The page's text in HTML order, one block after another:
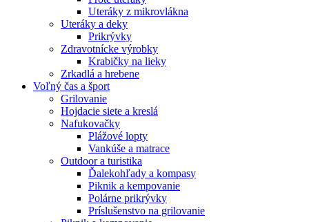
Uteráky z mikrovlákna
Uteráky a deky
Prikrývky
Zdravotnícke výrobky
Krabičky na lieky
Zrkadlá a hrebene
Voľný čas a šport
Grilovanie
Hojdacie siete a kreslá
Nafukovačky
Plážové lopty
Vankúše a matrace
Outdoor a turistika
Ďalekohľady a kompasy
Piknik a kempovanie
Polárne prikrývky
Príslušenstvo na grilovanie